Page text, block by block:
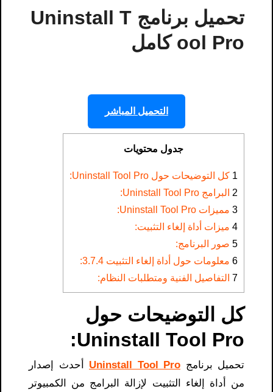
تحميل برنامج Uninstall T
ool Pro كامل
التحميل المباشر
جدول محتويات
1 كل التوضيحات حول Uninstall Tool Pro​:
2 البرامج Uninstall Tool Pro:
3 مميزات Uninstall Tool Pro:
4 ميزات أداة إلغاء التثبيت:
5 صور البرنامج:
6 معلومات حول أداة إلغاء التثبيت 3.7.4:
7 التفاصيل الفنية ومتطلبات النظام:
كل التوضيحات حول
Uninstall Tool Pro​:
تحميل برنامج Uninstall Tool Pro
أحدث إصدار
من أداة إلغاء التثبيت لإزالة البرامج من الكمبيوتر